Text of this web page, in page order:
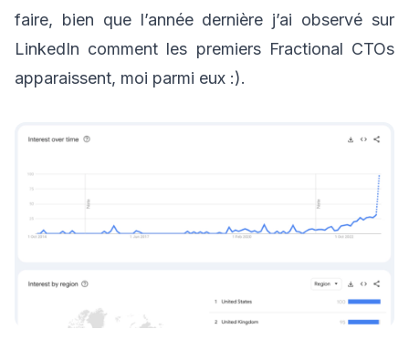
faire, bien que l’année dernière j’ai observé sur
LinkedIn comment les premiers Fractional CTOs
apparaissent, moi parmi eux :).